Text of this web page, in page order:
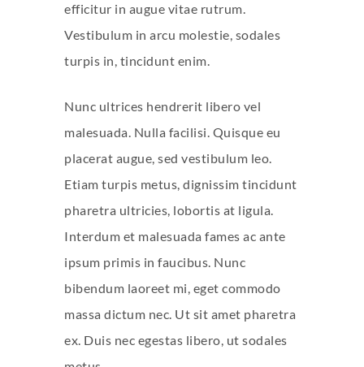
efficitur in augue vitae rutrum.
Vestibulum in arcu molestie, sodales
turpis in, tincidunt enim.
Nunc ultrices hendrerit libero vel
malesuada. Nulla facilisi. Quisque eu
placerat augue, sed vestibulum leo.
Etiam turpis metus, dignissim tincidunt
pharetra ultricies, lobortis at ligula.
Interdum et malesuada fames ac ante
ipsum primis in faucibus. Nunc
bibendum laoreet mi, eget commodo
massa dictum nec. Ut sit amet pharetra
ex. Duis nec egestas libero, ut sodales